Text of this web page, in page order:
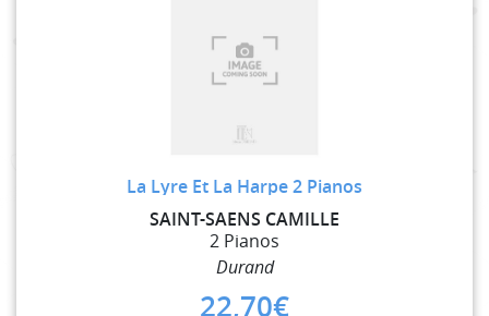
La Lyre Et La Harpe 2 Pianos
SAINT-SAENS CAMILLE
2 Pianos
Durand
22,70€